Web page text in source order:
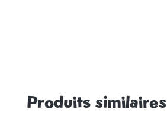
Ignorer la galerie de produits
Produits similaires